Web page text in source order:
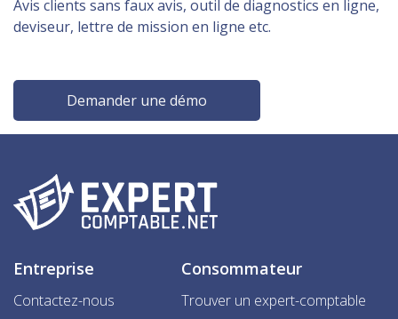
Avis clients sans faux avis, outil de diagnostics en ligne,
deviseur, lettre de mission en ligne etc.
Demander une démo
Entreprise
Contactez-nous
Consommateur
Trouver un expert-comptable